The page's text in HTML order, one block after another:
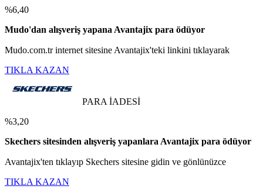
%6,40
Mudo'dan alışveriş yapana Avantajix para ödüyor
Mudo.com.tr internet sitesine Avantajix'teki linkini tıklayarak
TIKLA KAZAN
PARA İADESİ
%3,20
Skechers sitesinden alışveriş yapanlara Avantajix para ödüyor
Avantajix'ten tıklayıp Skechers sitesine gidin ve gönlünüzce
TIKLA KAZAN